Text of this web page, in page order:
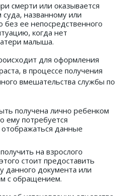
смерти или оказывается
названному или
без ее непосредственного
когда нет
малыша.
для оформления
в процессе получения
вмешательства службы по
получена лично ребенком
ему потребуется
данные
на взрослого
стоит предоставить
данного документа или
с обращением.